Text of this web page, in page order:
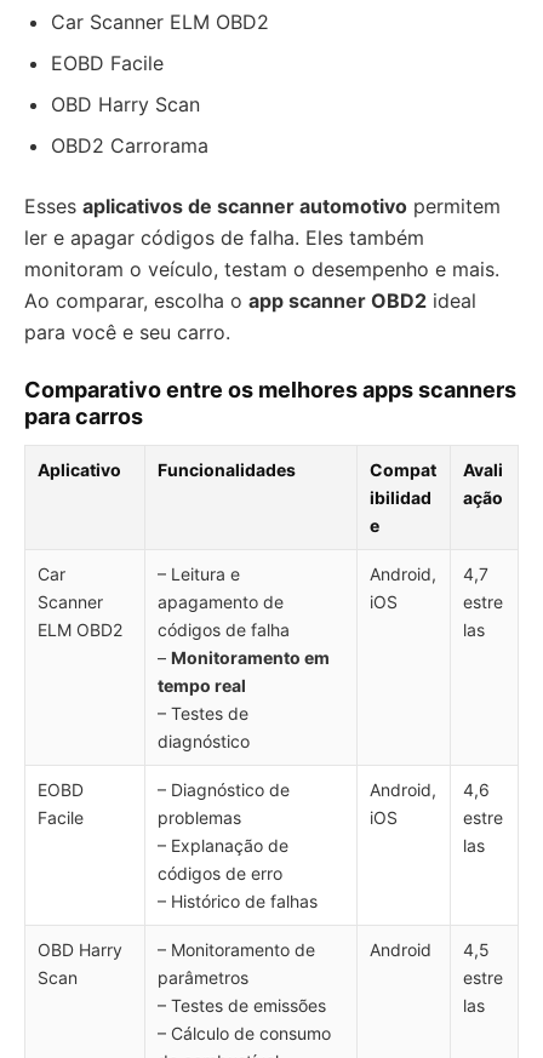
Car Scanner ELM OBD2
EOBD Facile
OBD Harry Scan
OBD2 Carrorama
Esses aplicativos de scanner automotivo permitem
ler e apagar códigos de falha. Eles também
monitoram o veículo, testam o desempenho e mais.
Ao comparar, escolha o app scanner OBD2 ideal
para você e seu carro.
Comparativo entre os melhores apps scanners
para carros
Aplicativo Funcionalidades
Compat
ibilidad
e
Avali
ação
Car
Scanner
ELM OBD2
– Leitura e
apagamento de
códigos de falha
– Monitoramento em
tempo real
– Testes de
diagnóstico
Android,
iOS
4,7
estre
las
EOBD
Facile
– Diagnóstico de
problemas
– Explanação de
códigos de erro
– Histórico de falhas
Android,
iOS
4,6
estre
las
OBD Harry
Scan
– Monitoramento de
parâmetros
– Testes de emissões
– Cálculo de consumo
Android
4,5
estre
las